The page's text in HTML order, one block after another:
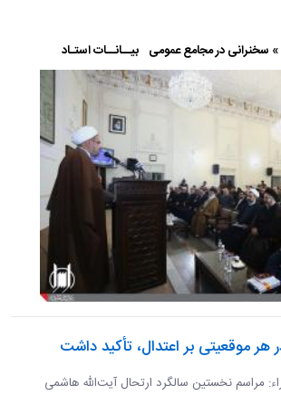
» سخنرانی در مجامع عمومی بیــانــات استـاد
هر موقعیتی بر اعتدال، تأکید داشت
مراسم نخستین سالگرد ارتحال آیت‌الله هاشمی